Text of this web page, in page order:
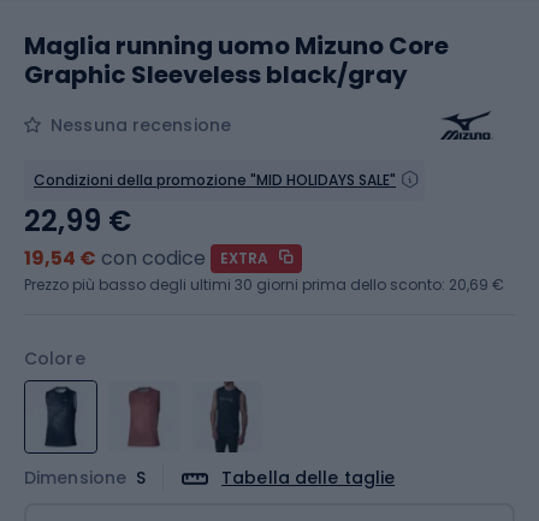
Maglia running uomo Mizuno Core
Graphic Sleeveless black/gray
Nessuna recensione
Condizioni della promozione "MID HOLIDAYS SALE"
Colore
Dimensione S Tabella delle taglie
22,99 €
19,54 € con codice
EXTRA
Prezzo più basso degli ultimi 30 giorni prima dello sconto: 20,69 €